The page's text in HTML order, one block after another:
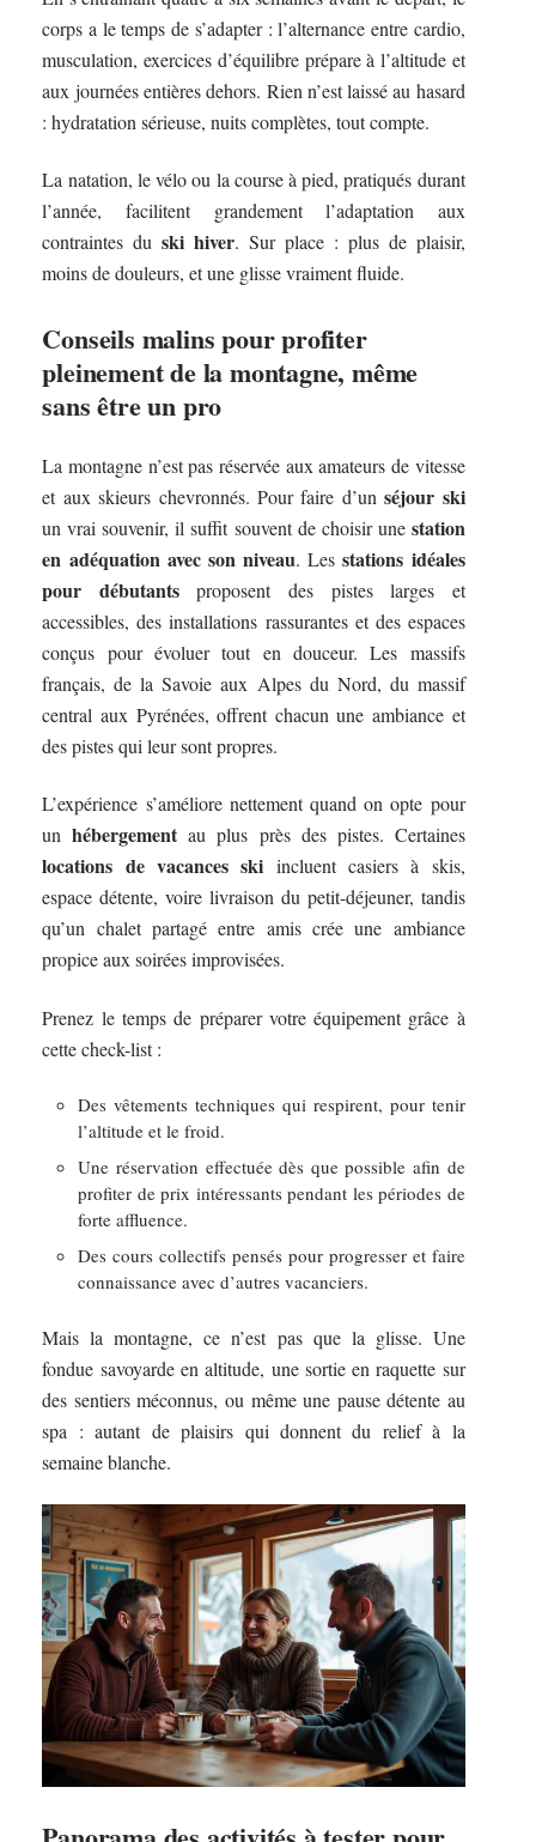
corps a le temps de s’adapter : l’alternance entre cardio,
musculation, exercices d’équilibre prépare à l’altitude et
aux journées entières dehors. Rien n’est laissé au hasard
: hydratation sérieuse, nuits complètes, tout compte.
La natation, le vélo ou la course à pied, pratiqués durant
l’année, facilitent grandement l’adaptation aux
contraintes duski hiver. Sur place : plus de plaisir,
moins de douleurs, et une glisse vraiment fluide.
Conseils malins pour profiter
pleinement de la montagne, même
sans être un pro
La montagne n’est pas réservée aux amateurs de vitesse
et aux skieurs chevronnés. Pour faire d’unséjour ski
un vrai souvenir, il suffit souvent de choisir une station
en adéquation avec son niveau. Lesstations idéales
pour débutantsproposent des pistes larges et
accessibles, des installations rassurantes et des espaces
conçus pour évoluer tout en douceur. Les massifs
français, de la Savoie aux Alpes du Nord, du massif
central aux Pyrénées, offrent chacun une ambiance et
des pistes qui leur sont propres.
L’expérience s’améliore nettement quand on opte pour
unhébergement au plus près des pistes. Certaines
locations de vacances ski incluent casiers à skis,
espace détente, voire livraison du petit-déjeuner, tandis
qu’un chalet partagé entre amis crée une ambiance
propice aux soirées improvisées.
Prenez le temps de préparer votre équipement grâce à
cette check-list :
Des vêtements techniques qui respirent, pour tenir
l’altitude et le froid.
Une réservation effectuée dès que possible afin de
profiter de prix intéressants pendant les périodes de
forte affluence.
Des cours collectifs pensés pour progresser et faire
connaissance avec d’autres vacanciers.
Mais la montagne, ce n’est pas que la glisse. Une
fondue savoyarde en altitude, une sortie en raquette sur
des sentiers méconnus, ou même une pause détente au
spa : autant de plaisirs qui donnent du relief à la
semaine blanche.